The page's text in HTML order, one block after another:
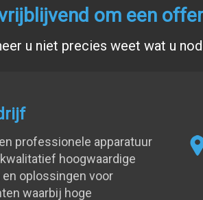
om een
u niet precies weet wat u
professionele apparatuur
hoogwaardige
oplossingen voor
waarbij hoge